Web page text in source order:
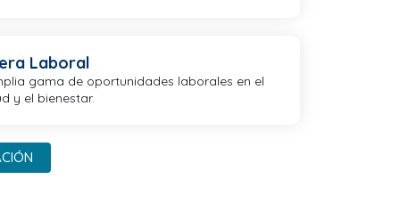
Laboral
gama de oportunidades laborales en el
y el bienestar.